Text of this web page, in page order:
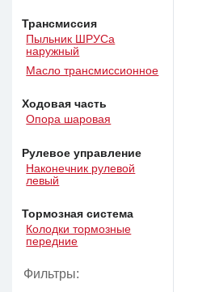
Трансмиссия
Пыльник ШРУСа
наружный
Масло трансмиссионное
Ходовая часть
Опора шаровая
Рулевое управление
Наконечник рулевой
левый
Тормозная система
Колодки тормозные
передние
Фильтры: